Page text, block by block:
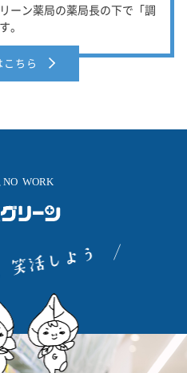
ーン薬局の薬局長の下で「調
。
ちら